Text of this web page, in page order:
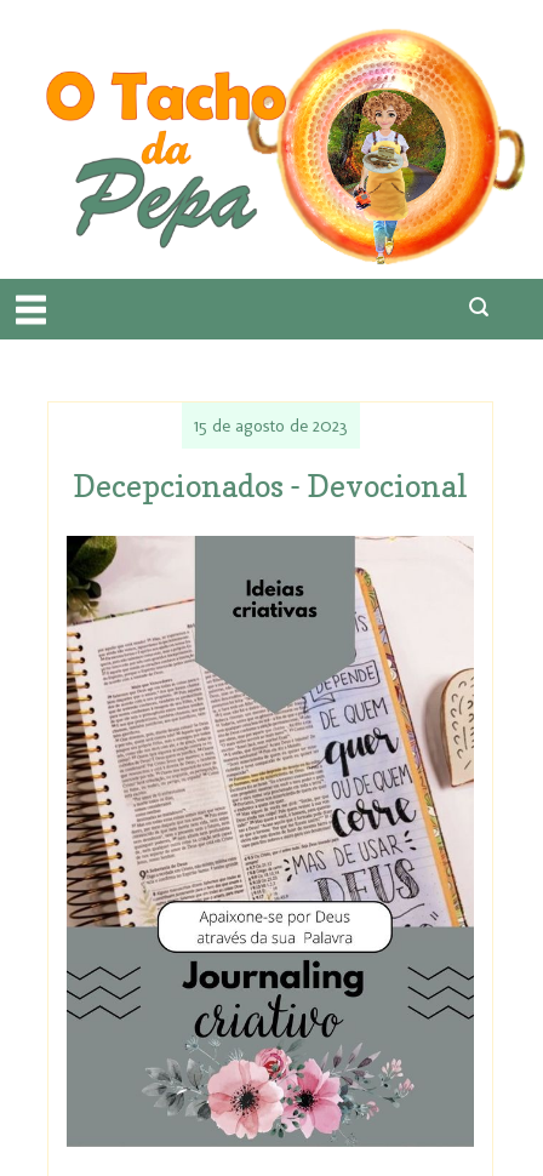
15 de agosto de 2023
Decepcionados - Devocional